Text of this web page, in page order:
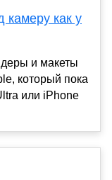
камеру как у
и макеты
который пока
или iPhone